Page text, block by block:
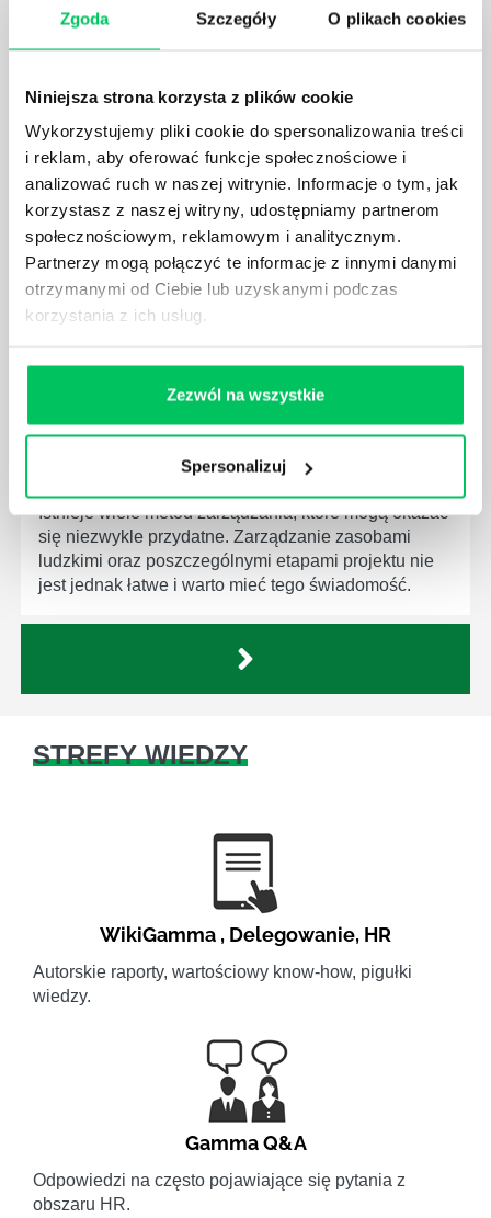
Zgoda Szczegóły O plikach cookies
Niniejsza strona korzysta z plików cookie
Wykorzystujemy pliki cookie do spersonalizowania treści
i reklam, aby oferować funkcje społecznościowe i
analizować ruch w naszej witrynie. Informacje o tym, jak
korzystasz z naszej witryny, udostępniamy partnerom
społecznościowym, reklamowym i analitycznym.
Partnerzy mogą połączyć te informacje z innymi danymi
otrzymanymi od Ciebie lub uzyskanymi podczas
korzystania z ich usług.
Zezwól na wszystkie
Spersonalizuj
niezbędna jest osoba nadzorująca wszystkie
czynności wykonywane przez pracowników.
JAK BRYGADZISTA MOŻE ROZWINĄĆ SWOJE
KOMPETENCJE MENEDŻERSKIE?
Menedżer to niezwykle ważne stanowisko w każdej
firmie. Osoba je pełniąca jest w pełni odpowiedzialna
za realizację działań podległych mu osób oraz
działu.
JAKĄ METODĘ ZARZĄDZANIA POWINIEN ZNAĆ
KAŻDY MENEDŻER?
Istnieje wiele metod zarządzania, które mogą okazać
się niezwykle przydatne. Zarządzanie zasobami
ludzkimi oraz poszczególnymi etapami projektu nie
jest jednak łatwe i warto mieć tego świadomość.
STREFY WIEDZY
WikiGamma , Delegowanie, HR
Autorskie raporty, wartościowy know-how, pigułki
wiedzy.
Gamma Q&A
Odpowiedzi na często pojawiające się pytania z
obszaru HR.